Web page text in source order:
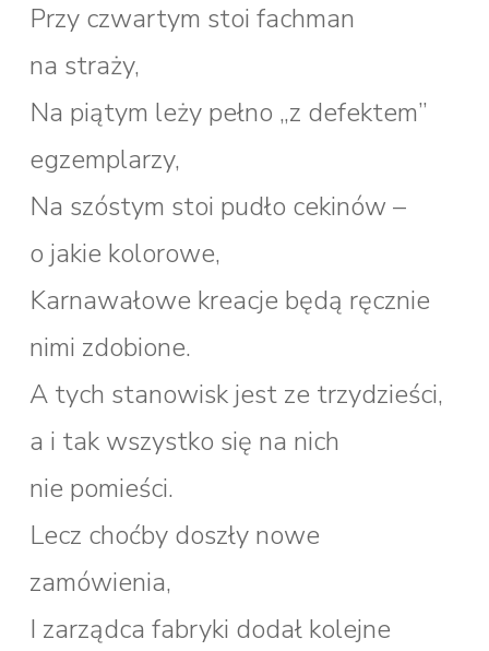
Przy czwartym stoi fachman
na straży,
Na piątym leży pełno „z defektem”
egzemplarzy,
Na szóstym stoi pudło cekinów –
o jakie kolorowe,
Karnawałowe kreacje będą ręcznie
nimi zdobione.
A tych stanowisk jest ze trzydzieści,
a i tak wszystko się na nich
nie pomieści.
Lecz choćby doszły nowe
zamówienia,
I zarządca fabryki dodał kolejne